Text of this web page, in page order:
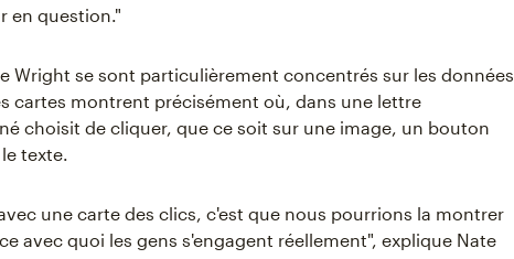
en question."
Wright se sont particulièrement concentrés sur les données
cartes montrent précisément où, dans une lettre
choisit de cliquer, que ce soit sur une image, un bouton
texte.
une carte des clics, c'est que nous pourrions la montrer
avec quoi les gens s'engagent réellement", explique Nate